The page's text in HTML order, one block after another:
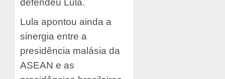
defendeu Lula.
Lula apontou ainda a
sinergia entre a
presidência malásia da
ASEAN e as